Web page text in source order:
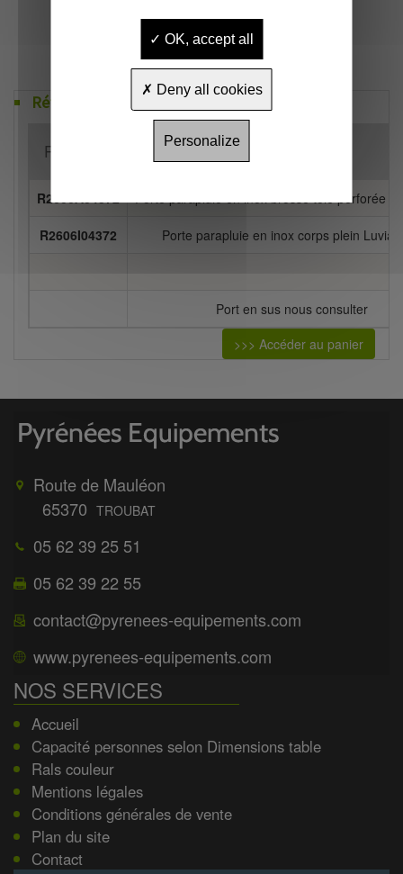
Références
Référence
R2606A04372 Porte parapluie en inox brossé tole perforée
R2606I04372 Porte parapluie en inox corps plein Luvia
Port en sus nous consulter
>>> Accéder au panier
Route de Mauléon
65370 TROUBAT
05 62 39 25 51
05 62 39 22 55
contact@pyrenees-equipements.com
www.pyrenees-equipements.com
NOS SERVICES
Accueil
Capacité personnes selon Dimensions table
Rals couleur
Mentions légales
Conditions générales de vente
Plan du site
Contact
OK, accept all
Deny all cookies
Personalize